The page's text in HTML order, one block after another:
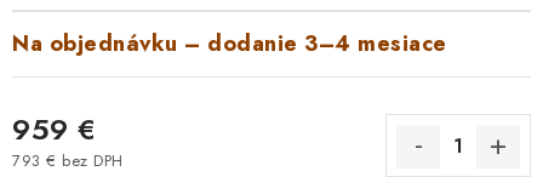
Ceny přepravy
Kontakty
Na objednávku – dodanie 3–4 mesiace
959 €
793 € bez DPH